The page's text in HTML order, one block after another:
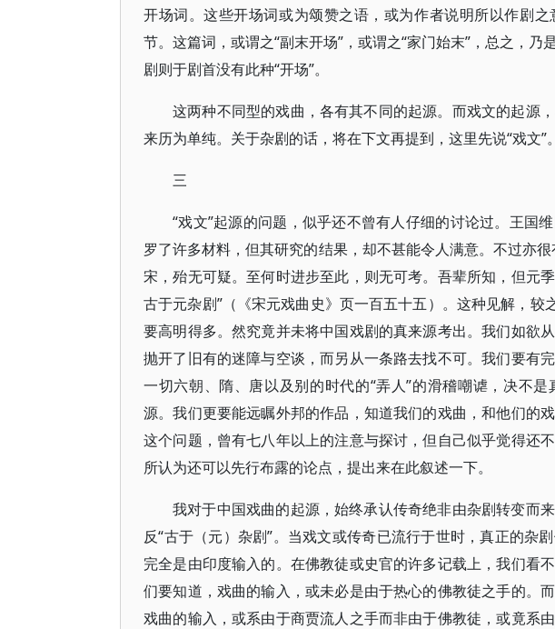
开场词。这些开场词或为颂赞之语，或为作者说明所以作剧
节。这篇词，或谓之“副末开场”，或谓之“家门始末”，总之，
剧则于剧首没有此种“开场”。
这两种不同型的戏曲，各有其不同的起源。而戏文的起源
来历为单纯。关于杂剧的话，将在下文再提到，这里先说“戏文”。
三
“戏文”起源的问题，似乎还不曾有人仔细的讨论过。王国
罗了许多材料，但其研究的结果，却不甚能令人满意。不过亦
宋，殆无可疑。至何时进步至此，则无可考。吾辈所知，但元
古于元杂剧”（《宋元戏曲史》页一百五十五）。这种见解，较
要高明得多。然究竟并未将中国戏剧的真来源考出。我们如欲
抛开了旧有的迷障与空谈，而另从一条路去找不可。我们要有
一切六朝、隋、唐以及别的时代的“弄人”的滑稽嘲谑，决不
源。我们更要能远瞩外邦的作品，知道我们的戏曲，和他们的
这个问题，曾有七八年以上的注意与探讨，但自己似乎觉得还
所认为还可以先行布露的论点，提出来在此叙述一下。
我对于中国戏曲的起源，始终承认传奇绝非由杂剧转变而
反“古于（元）杂剧”。当戏文或传奇已流行于世时，真正的杂
完全是由印度输入的。在佛教徒或史官的许多记载上，我们看
们要知道，戏曲的输入，或未必是由于热心的佛教徒之手的。
戏曲的输入，或系由于商贾流人之手而非由于佛教徒，或竟系